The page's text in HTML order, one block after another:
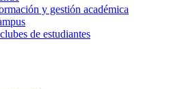
y gestión académica
de estudiantes